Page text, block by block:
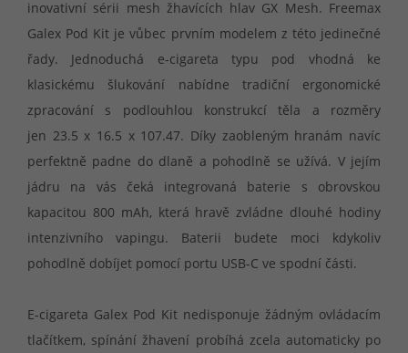
inovativní sérii mesh žhavících hlav GX Mesh. Freemax
Galex Pod Kit je vůbec prvním modelem z této jedinečné
řady. Jednoduchá e-cigareta typu pod vhodná ke
klasickému šlukování nabídne tradiční ergonomické
zpracování s podlouhlou konstrukcí těla a rozměry
jen 23.5 x 16.5 x 107.47. Díky zaobleným hranám navíc
perfektně padne do dlaně a pohodlně se užívá. V jejím
jádru na vás čeká integrovaná baterie s obrovskou
kapacitou 800 mAh, která hravě zvládne dlouhé hodiny
intenzivního vapingu. Baterii budete moci kdykoliv
pohodlně dobíjet pomocí portu USB-C ve spodní části.
E-cigareta Galex Pod Kit nedisponuje žádným ovládacím
tlačítkem, spínání žhavení probíhá zcela automaticky po